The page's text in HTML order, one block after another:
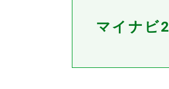
マイナビ